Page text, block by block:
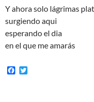
Y ahora solo lágrimas
surgiendo aqui
esperando el dia
en el que me amarás
F